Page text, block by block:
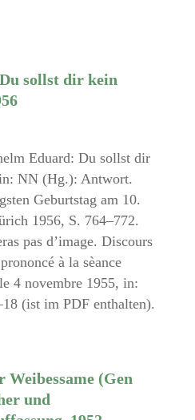
sollst dir kein
Eduard: Du sollst dir
NN (Hg.): Antwort.
Geburtstag am 10.
1956, S. 764–772.
pas d’image. Discours
à la sèance
4 novembre 1955, in:
(ist im PDF enthalten).
(Gen
und